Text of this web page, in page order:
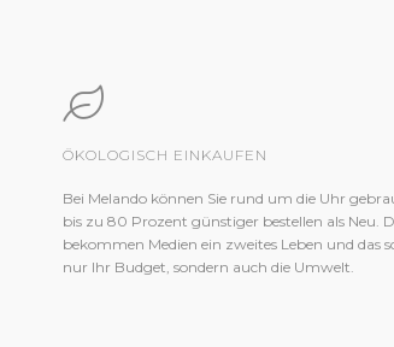
ÖKOLOGISCH EINKAUFEN
Bei Melando können Sie rund um die Uhr
bis zu 80 Prozent günstiger bestellen als Neu.
bekommen Medien ein zweites Leben und das
nur Ihr Budget, sondern auch die Umwelt.